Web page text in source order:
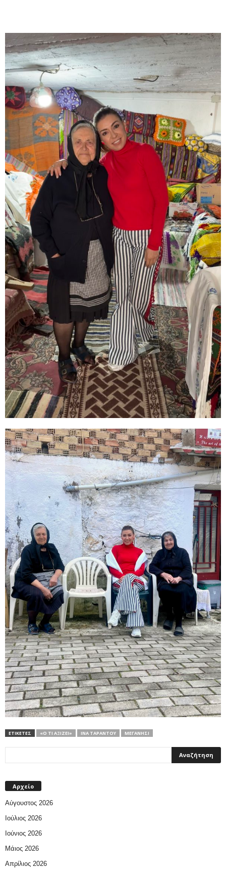
ΕΤΙΚΕΤΕΣ «Ό ΤΙ ΑΞΊΖΕΙ» ΊΝΑ ΤΑΡΆΝΤΟΥ ΜΕΓΑΝΉΣΙ
Αρχείο
Αύγουστος 2026
Ιούλιος 2026
Ιούνιος 2026
Μάιος 2026
Απρίλιος 2026